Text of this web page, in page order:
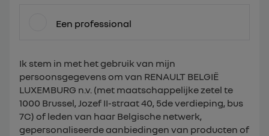
Een professional
Ik stem in met het gebruik van mijn
persoonsgegevens om van RENAULT BELGIË
LUXEMBURG n.v. (met maatschappelijke zetel te
1000 Brussel, Jozef II-straat 40, 5de verdieping, bus
7C) of leden van haar Belgische netwerk,
gepersonaliseerde aanbiedingen van producten of